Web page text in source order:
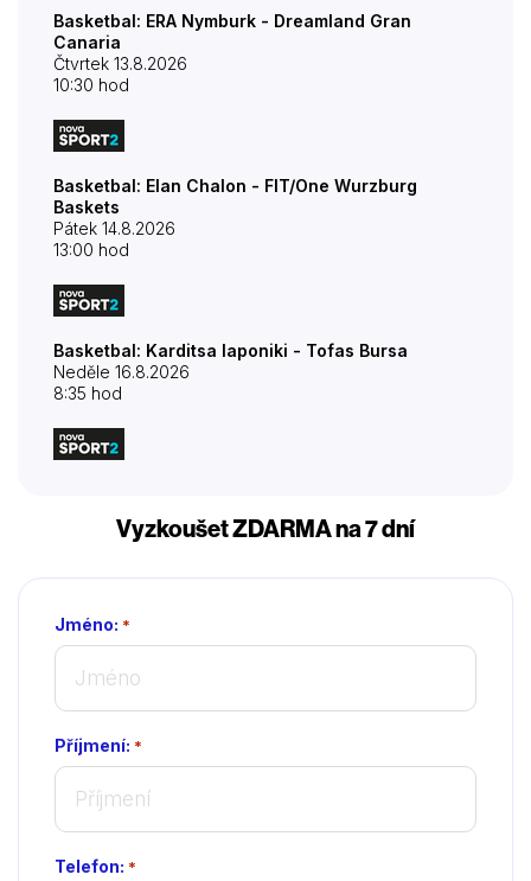
Basketbal: ERA Nymburk - Dreamland Gran
Canaria
Čtvrtek 13.8.2026
10:30 hod
Basketbal: Elan Chalon - FIT/One Wurzburg
Baskets
Pátek 14.8.2026
13:00 hod
Basketbal: Karditsa Iaponiki - Tofas Bursa
Neděle 16.8.2026
8:35 hod
Vyzkoušet ZDARMA na 7 dní
Jméno: *
Příjmení: *
Telefon: *